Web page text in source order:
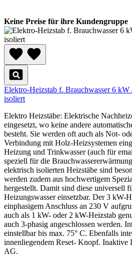
Keine Preise für ihre Kundengruppe
Elektro-Heizstab f. Brauchwasser 6
isoliert
Elektro Heizstäbe: Elektrische
eingesetzt, wo keine andere
besteht. Sie werden oft auch als Not-
Verbindung mit Holz-Heizsystemen
Heizung und Trinkwasser (auch für
speziell für die
elektrisch isolierten Heizstäbe sind
werden zudem aus hochwertigem
hergestellt. Damit sind diese universell
Heizungswasser einsetzbar. Der 3 kW-
einphasigem Anschluss an 230 V
auch als 1 kW- oder 2 kW-Heizstab
auch 3-phasig angeschlossen werden.
einstellbar bis max. 75° C. Ebenfalls
innenliegendem Reset- Knopf. Inaktive
AG.